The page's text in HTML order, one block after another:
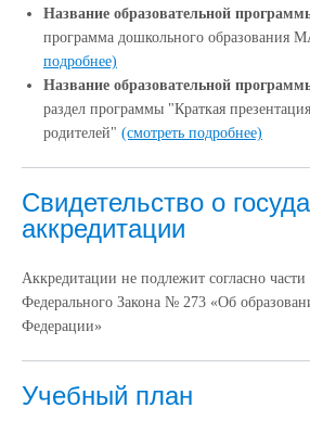
Название образовательной
программа дошкольного
подробнее)
Название образовательной
раздел программы "Краткая
родителей" (смотреть подробнее)
Свидетельство о
аккредитации
Аккредитации не подлежит согласно части
Федерального Закона № 273 «Об
Федерации»
Учебный план